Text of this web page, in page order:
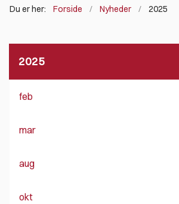
Du er her: Forside Nyheder 2025
2025
feb
mar
aug
okt